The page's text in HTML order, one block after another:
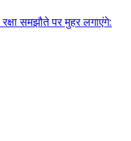
समझौते पर मुहर लगाएंगे: